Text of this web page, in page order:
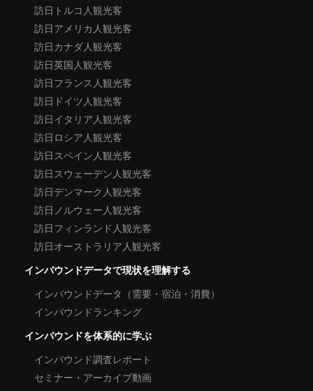
訪日トルコ人観光客
訪日アメリカ人観光客
訪日カナダ人観光客
訪日英国人観光客
訪日フランス人観光客
訪日ドイツ人観光客
訪日イタリア人観光客
訪日ロシア人観光客
訪日スペイン人観光客
訪日スウェーデン人観光客
訪日デンマーク人観光客
訪日ノルウェー人観光客
訪日フィンランド人観光客
訪日オーストラリア人観光客
インバウンドデータで現状を理解する
インバウンドデータ（需要・宿泊・消費）
インバウンドランキング
インバウンドを体系的に学ぶ
インバウンド調査レポート
セミナー・アーカイブ動画